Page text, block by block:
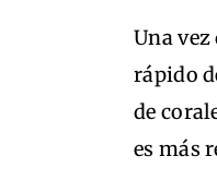
Una
rápido
de
es más